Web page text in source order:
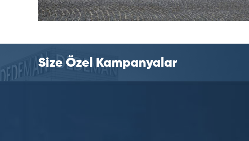
Size Özel Kampanyalar